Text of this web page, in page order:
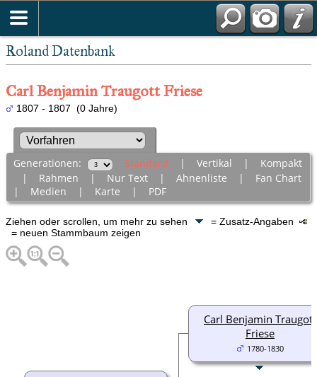
Roland Datenbank
Carl Benjamin Traugott Friese
1807 - 1807 (0 Jahre)
Generationen: Standard | Vertikal | Kompakt
| Rahmen | Nur Text| Ahnenliste | Fan Chart
| Medien | Karte | PDF
Ziehen oder scrollen, um mehr zu sehen
= Zusatz-Angaben
= neuen Stammbaum zeigen
Carl Benjamin Traugott
Friese
1780-1830